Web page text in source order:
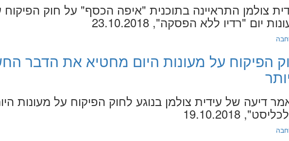
צולמן התראיינה בתוכנית "איפה הכסף" על חוק הפיקוח
יום "רדיו ללא הפסקה", 23.10.2018
הפיקוח על מעונות היום מחטיא את הדבר
דיעה של עידית צולמן בנוגע לחוק הפיקוח על מעונות
19.10.2018